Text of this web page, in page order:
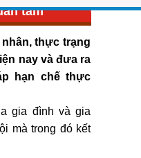
tâm
nhân, thực trạng
nay và đưa ra
hạn chế thực
gia đình và gia
mà trong đó kết